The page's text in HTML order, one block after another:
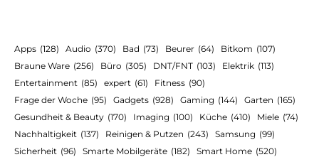
Apps (128) Audio (370) Bad (73) Beurer (64) Bitkom (107)
Braune Ware (256) Büro (305) DNT/FNT (103) Elektrik (113)
Entertainment (85) expert (61) Fitness (90)
Frage der Woche (95) Gadgets (928) Gaming (144) Garten (165)
Gesundheit & Beauty (170) Imaging (100) Küche (410) Miele (74)
Nachhaltigkeit (137) Reinigen & Putzen (243) Samsung (99)
Sicherheit (96) Smarte Mobilgeräte (182) Smart Home (520)